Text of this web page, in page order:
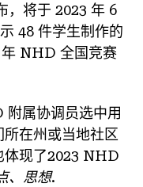
，将于 2023 年 6
48 件学生制作的
年 NHD 全国竞赛
属协调员选中用
在州或当地社区
体现了2023 NHD
、思想.